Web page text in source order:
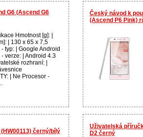
G6 (Ascend G6
Hmotnost [g]: |
| 130 x 65 x 7,5
typ: | Google Android
verze: | Android 4.3
rozhraní: |
| Ne Procesor -
Český návod k
(Ascend P6 Pink)
černý/bílý
Uživatelská
D2 černý